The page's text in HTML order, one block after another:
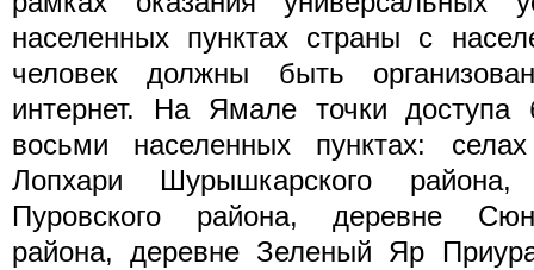
населенных пунктах страны с
человек должны быть
интернет. На Ямале точки доступа
восьми населенных пунктах:
Лопхари Шурышкарского
Пуровского района, деревне
района, деревне Зеленый Яр